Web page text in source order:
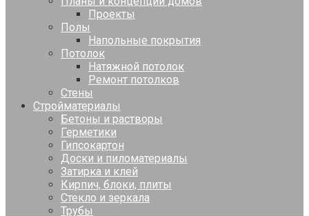
Проекты
Полы
Напольные покрытия
Потолок
Натяжной потолок
Ремонт потолков
Стены
Стройматериалы
Бетоны и растворы
Герметики
Гипсокартон
Доски и пиломатериалы
Затирка и клей
Кирпич, блоки, плиты
Стекло и зеркала
Трубы